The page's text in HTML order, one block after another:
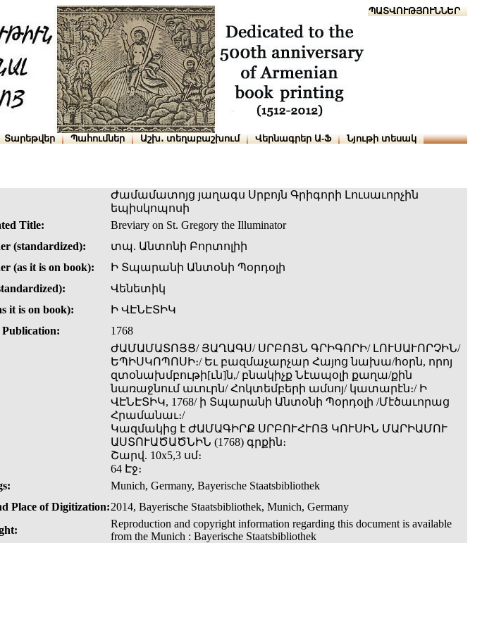
ՆԱԽԱՊԱՏՎՈՒԹՅՈՒՆՆԵՐ
Տարեթվեր Պահումներ Աշխ․ տեղաբաշխում Վերնագրեր Ա-Ֆ Նյութի տեսակ
Ժամամատոյց յաղագս Սրբոյն Գրիգորի Լուսաւորչին
եպիսկոպոսի
Title:
Breviary on St. Gregory the Illuminator
(standardized):
տպ. Անտոնի Բորտոլիի
(as it is on book):
Ի Տպարանի Անտօնի Պօրդօլի
Վենետիկ
it is on book):
Ի ՎԷՆԷՏԻԿ
Publication:
1768
ԺԱՄԱՄԱՏՈՅՑ/ ՅԱՂԱԳՍ/ ՍՐԲՈՅՆ ԳՐԻԳՈՐԻ/ ԼՈՒՍԱՒՈՐՉԻՆ/
ԵՊԻՍԿՈՊՈՍԻ։/ Եւ բազմաչարչար Հայոց նախա­/հօրն, որոյ
զտօնախմբութի[ւն]ն,/ բնակիչք Նէապօլի քաղա­/քին
նառաջնում աւուրն/ Հոկտեմբերի ամսոյ/ կատարէն։/ Ի
ՎԷՆԷՏԻԿ, 1768/ ի Տպարանի Անտօնի Պօրդօլի /Մէծաւորաց
Հրամանաւ։/
Կազմակից է ԺԱՄԱԳԻՐՔ ՍՐԲՈՒՀՒՈՅ ԿՈՒՍԻՆ ՄԱՐԻԱՄՈՒ
ԱՍՏՈՒԱԾԱԾՆԻՆ (1768) գրքին։
Շարվ. 10x5,3 սմ։
64 Էջ։
Munich, Germany, Bayerische Staatsbibliothek
Place of Digitization:2014, Bayerische Staatsbibliothek, Munich, Germany
Reproduction and copyright information regarding this document is available
from the Munich : Bayerische Staatsbibliothek